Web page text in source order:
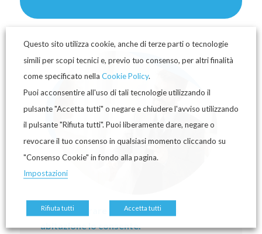
Potrai lavorare da casa se la tua
abitazione lo consente.
Questo sito utilizza cookie, anche di terze parti o tecnologie
simili per scopi tecnici e, previo tuo consenso, per altri finalità
come specificato nella Cookie Policy.
Puoi acconsentire all'uso di tali tecnologie utilizzando il
pulsante "Accetta tutti" o negare e chiudere l'avviso utilizzando
il pulsante "Rifiuta tutti". Puoi liberamente dare, negare o
revocare il tuo consenso in qualsiasi momento cliccando su
"Consenso Cookie" in fondo alla pagina.
Impostazioni
Rifiuta tutti Accetta tutti